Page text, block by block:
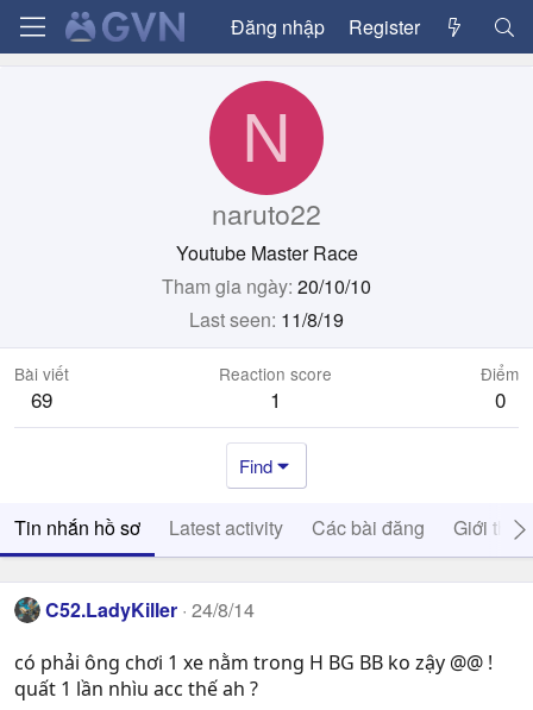
Đăng nhập Register
N
naruto22
Youtube Master Race
Tham gia ngày 20/10/10
Last seen 11/8/19
Bài viết
69
Reaction score
1
Điểm
0
Find
Tin nhắn hồ sơ Latest activity Các bài đăng Giới thiệu
C52.LadyKiller 24/8/14
có phải ông chơi 1 xe nằm trong H BG BB ko zậy @@ !
quất 1 lần nhìu acc thế ah ?